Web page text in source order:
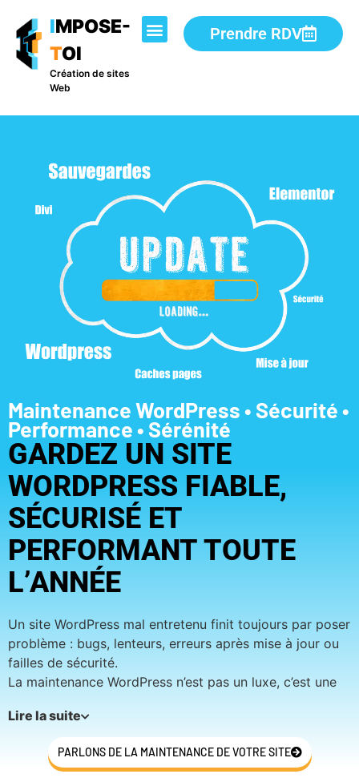
IMPOSE-
TOI
Création de sites
Web
Prendre RDV
Maintenance WordPress • Sécurité •
Performance • Sérénité
GARDEZ UN SITE
WORDPRESS FIABLE,
SÉCURISÉ ET
PERFORMANT TOUTE
L’ANNÉE
Un site WordPress mal entretenu finit toujours par poser
problème : bugs, lenteurs, erreurs après mise à jour ou
failles de sécurité.
La maintenance WordPress n’est pas un luxe, c’est une
site WordPressafin que vous puissiez vous concentrer
sur votre activité, sans stress technique.
Lire la suite
PARLONS DE LA MAINTENANCE DE VOTRE SITE